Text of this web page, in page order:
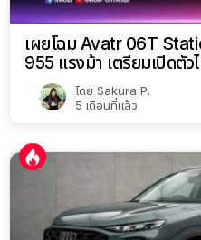
เผยโฉม Avatr 06T
955 แรงม้า เตรียมเปิดตัว
โดย Sakura P.
5 เดือนที่แล้ว